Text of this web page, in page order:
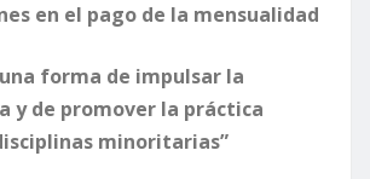
en el pago de la mensualidad
forma de impulsar la
y de promover la práctica
minoritarias”